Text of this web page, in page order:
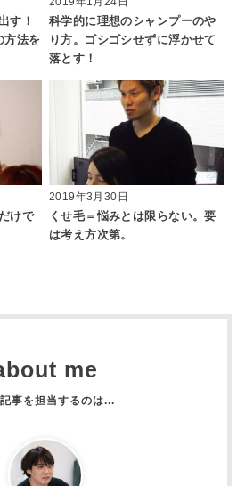
す！
方法を
科学的に理想のシャンプーのや
り方。ゴシゴシせずに浮かせて
落とす！
けで
2019年3月30日
くせ毛＝悩みとは限らない。要
は考え方次第。
me